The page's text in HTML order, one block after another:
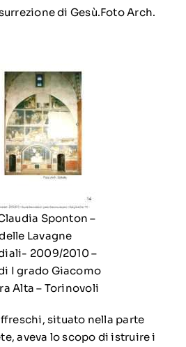
di Gesù.Foto Arch.
Sponton –
Lavagne
2009/2010 –
I grado Giacomo
Alta – Torinovoli
situato nella parte
aveva lo scopo di istruire i